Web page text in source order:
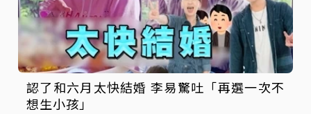
認了和六月太快結婚 李易驚吐「再選一次不
想生小孩」